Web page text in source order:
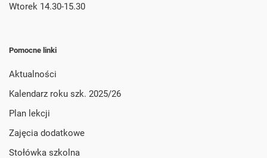
Wtorek 14.30-15.30
Pomocne linki
Aktualności
Kalendarz roku szk. 2025/26
Plan lekcji
Zajęcia dodatkowe
Stołówka szkolna